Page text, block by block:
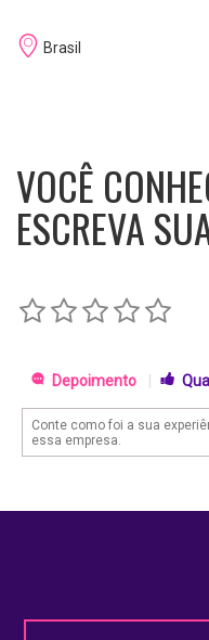
Brasil
VOCÊ
ESCREVA
Depoimento